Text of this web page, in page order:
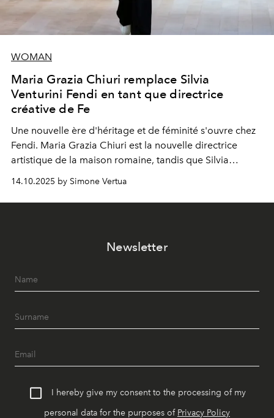
WOMAN
Maria Grazia Chiuri remplace Silvia
Venturini Fendi en tant que directrice
créative de Fe
Une nouvelle ère d'héritage et de féminité s'ouvre chez
Fendi. Maria Grazia Chiuri est la nouvelle directrice
artistique de la maison romaine, tandis que Silvia
14.10.2025 by Simone Vertua
Newsletter
I hereby give my consent to the processing of my
personal data for the purposes of Privacy Policy